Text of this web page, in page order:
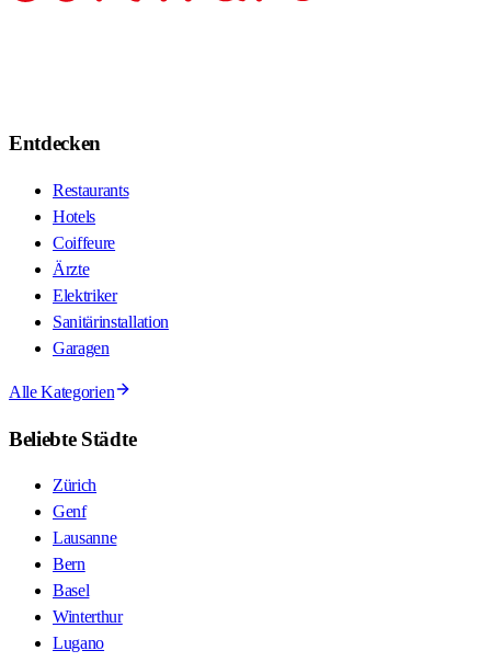
Entdecken
Restaurants
Hotels
Coiffeure
Ärzte
Elektriker
Sanitärinstallation
Garagen
Alle Kategorien
Beliebte Städte
Zürich
Genf
Lausanne
Bern
Basel
Winterthur
Lugano